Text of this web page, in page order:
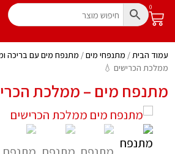
0
עמוד הבית/ מתנפחי מים/ מתנפח מים עם בריכה
ממלכת הכרישים 💧
מתנפח מים – ממלכת